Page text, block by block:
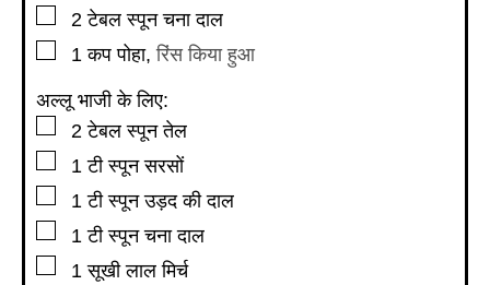
▢
2 टेबल स्पूनचना दाल
▢
1 कप पोहा,रिंस किया हुआ
अल्लू भाजी के लिए:
▢
2 टेबल स्पूनतेल
▢
1 टी स्पूनसरसों
▢
1 टी स्पूनउड़द की दाल
▢
1 टी स्पूनचना दाल
▢
1 सूखी लाल मिर्च